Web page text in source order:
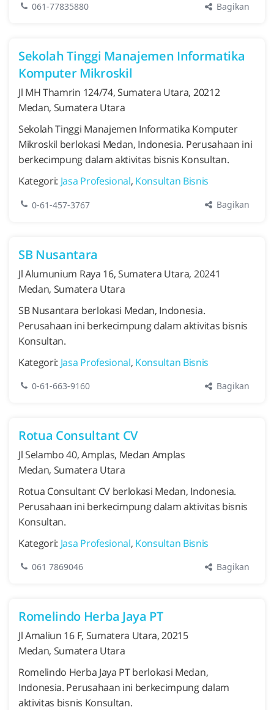
061-77835880 Bagikan
Sekolah Tinggi Manajemen Informatika
Komputer Mikroskil
Jl MH Thamrin 124/74, Sumatera Utara, 20212
Medan, Sumatera Utara
Sekolah Tinggi Manajemen Informatika Komputer
Mikroskil berlokasi Medan, Indonesia. Perusahaan ini
berkecimpung dalam aktivitas bisnis Konsultan.
Kategori: Jasa Profesional, Konsultan Bisnis
0-61-457-3767 Bagikan
SB Nusantara
Jl Alumunium Raya 16, Sumatera Utara, 20241
Medan, Sumatera Utara
SB Nusantara berlokasi Medan, Indonesia.
Perusahaan ini berkecimpung dalam aktivitas bisnis
Konsultan.
Kategori: Jasa Profesional, Konsultan Bisnis
0-61-663-9160 Bagikan
Rotua Consultant CV
Jl Selambo 40, Amplas, Medan Amplas
Medan, Sumatera Utara
Rotua Consultant CV berlokasi Medan, Indonesia.
Perusahaan ini berkecimpung dalam aktivitas bisnis
Konsultan.
Kategori: Jasa Profesional, Konsultan Bisnis
061 7869046 Bagikan
Romelindo Herba Jaya PT
Jl Amaliun 16 F, Sumatera Utara, 20215
Medan, Sumatera Utara
Romelindo Herba Jaya PT berlokasi Medan,
Indonesia. Perusahaan ini berkecimpung dalam
aktivitas bisnis Konsultan.